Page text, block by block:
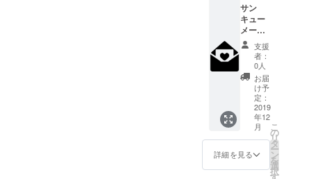
サン
キュー
メール
メン
バーの
代表か
ら心を
込めた
メッ
セージ
を送ら
せてい
ただき
ます。
支援
者：
0人
お届
け予
定：
2019
年12
月
詳細を見る
こ
の
リ
タ
ー
ン
を
選
択